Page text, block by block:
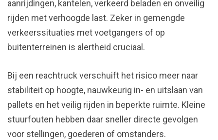
aanrijdingen, kantelen, verkeerd beladen en onveilig
rijden met verhoogde last. Zeker in gemengde
verkeerssituaties met voetgangers of op
buitenterreinen is alertheid cruciaal.
Bij een reachtruck verschuift het risico meer naar
stabiliteit op hoogte, nauwkeurig in- en uitslaan van
pallets en het veilig rijden in beperkte ruimte. Kleine
stuurfouten hebben daar sneller directe gevolgen
voor stellingen, goederen of omstanders.